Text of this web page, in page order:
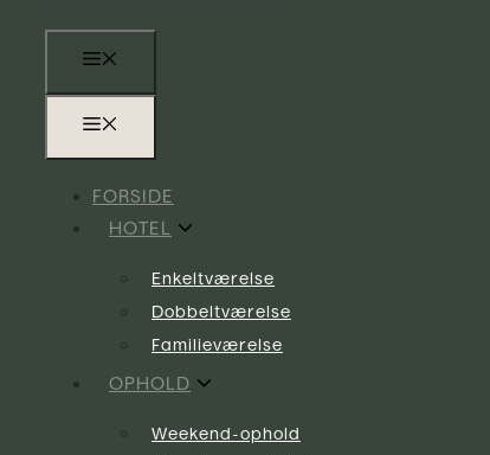
FORSIDE
HOTEL
Enkeltværelse
Dobbeltværelse
Familieværelse
OPHOLD
Weekend-ophold